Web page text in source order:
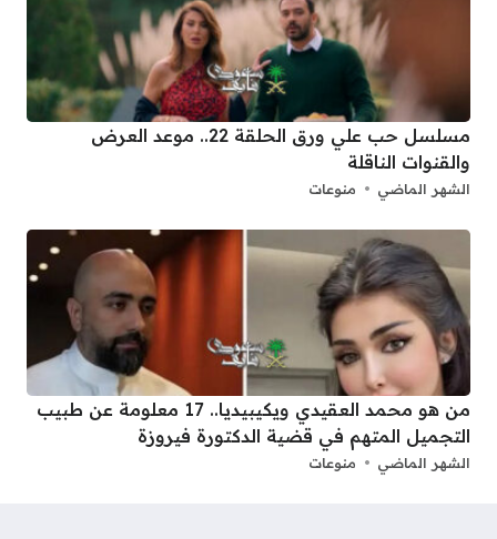
مسلسل حب علي ورق الحلقة 22.. موعد العرض
والقنوات الناقلة
الشهر الماضي منوعات
من هو محمد العقيدي ويكيبيديا.. 17 معلومة عن طبيب
التجميل المتهم في قضية الدكتورة فيروزة
الشهر الماضي منوعات